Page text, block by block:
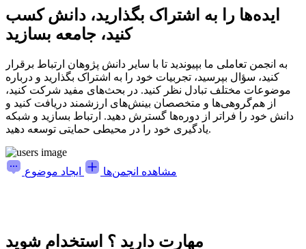
ایده‌ها را به اشتراک بگذارید، دانش کسب
کنید، جامعه بسازید
به انجمن تعاملی ما بپیوندید تا با سایر دانش پژوهان ارتباط برقرار
کنید، سؤال بپرسید، تجربیات خود را به اشتراک بگذارید و درباره
موضوعات مختلف تبادل نظر کنید. در بحث‌های مفید شرکت کنید،
از هم‌گروهی‌ها و متخصصان بینش‌های ارزشمند دریافت کنید و
دانش خود را فراتر از دوره‌ها گسترش دهید. ارتباط بسازید و شبکه
یادگیری خود را در محیطی حمایتی توسعه دهید.
مشاهده انجمن‌ها ایجاد موضوع
مهارت دارید ؟ استخدام شوید